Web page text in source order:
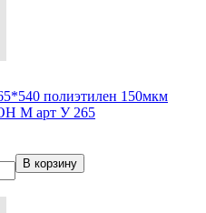
полиэтилен 150мкм
М арт У 265
В корзину